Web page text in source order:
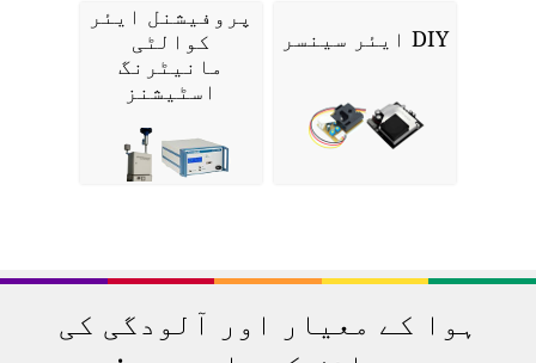
DIY ایئر سینسر
پروفیشنل ایئر
کوالٹی
مانیٹرنگ
اسٹیشنز
ہوا کے معیار اور آلودگی کی